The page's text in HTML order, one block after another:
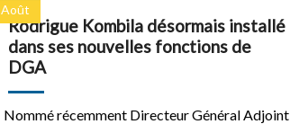
Août
Rodrigue Kombila désormais installé
dans ses nouvelles fonctions de
DGA
Nommé récemment Directeur Général Adjoint